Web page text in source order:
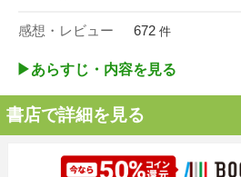
感想・レビュー 672 件
▶︎あらすじ・内容を見る
書店で詳細を見る